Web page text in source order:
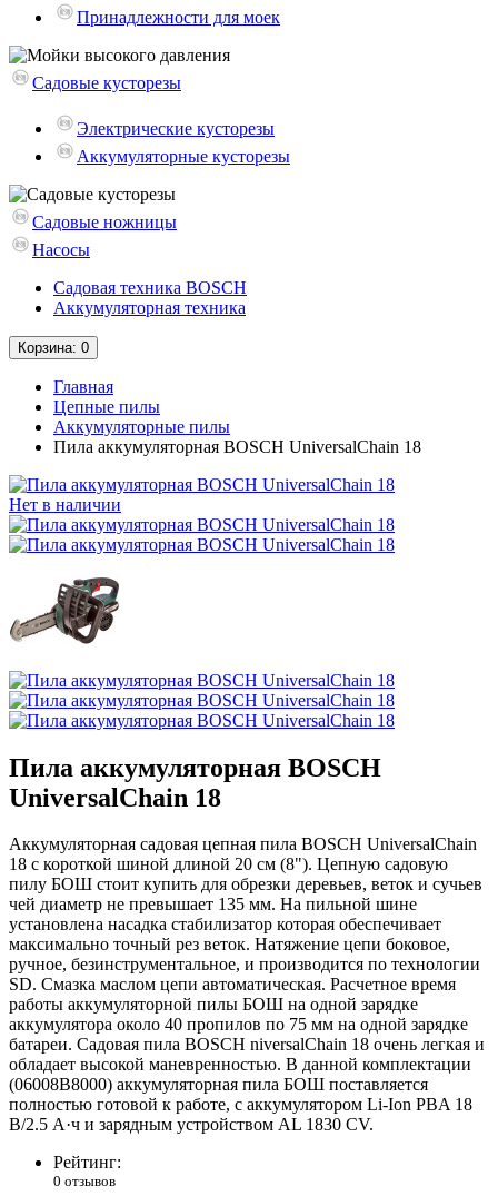
Принадлежности для моек
Садовые кусторезы
Электрические кусторезы
Аккумуляторные кусторезы
Садовые ножницы
Насосы
Садовая техника BOSCH
Аккумуляторная техника
Корзина: 0
Главная
Цепные пилы
Аккумуляторные пилы
Пила аккумуляторная BOSCH UniversalChain 18
Нет в наличии
Пила аккумуляторная BOSCH
UniversalChain 18
Аккумуляторная садовая цепная пила BOSCH UniversalChain
18 с короткой шиной длиной 20 см (8"). Цепную садовую
пилу БОШ стоит купить для обрезки деревьев, веток и сучьев
чей диаметр не превышает 135 мм. На пильной шине
установлена насадка стабилизатор которая обеспечивает
максимально точный рез веток. Натяжение цепи боковое,
ручное, безинструментальное, и производится по технологии
SD. Смазка маслом цепи автоматическая. Расчетное время
работы аккумуляторной пилы БОШ на одной зарядке
аккумулятора около 40 пропилов по 75 мм на одной зарядке
батареи. Садовая пила BOSCH niversalChain 18 очень легкая и
обладает высокой маневренностью. В данной комплектации
(06008B8000) аккумуляторная пила БОШ поставляется
полностью готовой к работе, с аккумулятором Li-Ion PBA 18
В/2.5 А·ч и зарядным устройством AL 1830 CV.
Рейтинг:
0 отзывов